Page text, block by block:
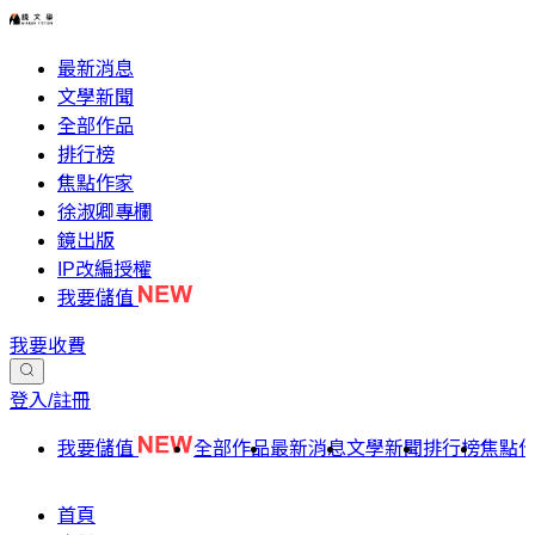
最新消息
文學新聞
全部作品
排行榜
焦點作家
徐淑卿專欄
鏡出版
IP改編授權
我要儲值
我要收費
登入/註冊
我要儲值 全部作品最新消息文學新聞排行榜焦點
首頁